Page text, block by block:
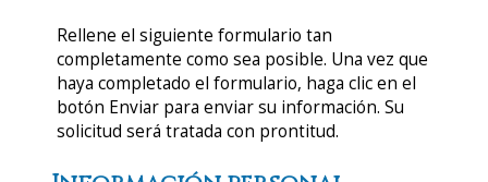
Rellene el siguiente formulario tan
completamente como sea posible. Una vez que
haya completado el formulario, haga clic en el
botón Enviar para enviar su información. Su
solicitud será tratada con prontitud.